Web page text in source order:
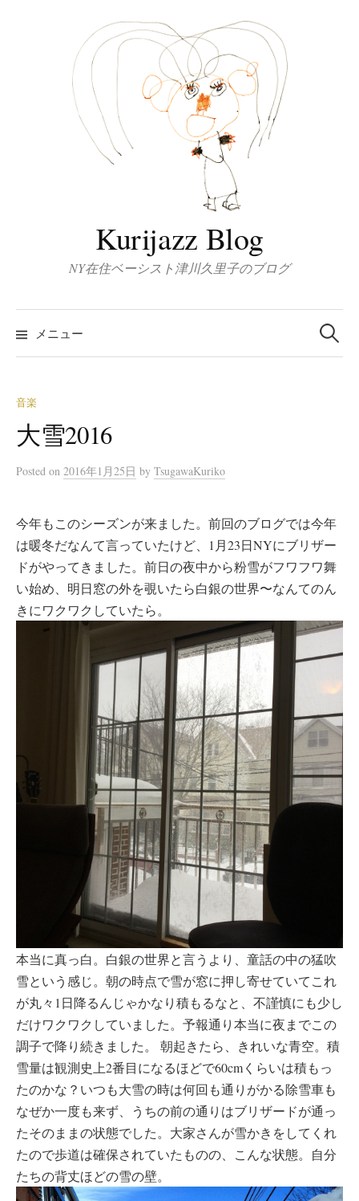
Kurijazz Blog
NY在住ベーシスト津川久里子のブログ
メニュー
検
索:
音楽
大雪2016
Posted on 2016年1月25日 by TsugawaKuriko
今年もこのシーズンが来ました。前回のブログでは今年
は暖冬だなんて言っていたけど、1月23日NYにブリザー
ドがやってきました。前日の夜中から粉雪がフワフワ舞
い始め、明日窓の外を覗いたら白銀の世界〜なんてのん
きにワクワクしていたら。
本当に真っ白。白銀の世界と言うより、童話の中の猛吹
雪という感じ。朝の時点で雪が窓に押し寄せていてこれ
が丸々1日降るんじゃかなり積もるなと、不謹慎にも少し
だけワクワクしていました。予報通り本当に夜までこの
調子で降り続きました。 朝起きたら、きれいな青空。積
雪量は観測史上2番目になるほどで60cmくらいは積もっ
たのかな？いつも大雪の時は何回も通りがかる除雪車も
なぜか一度も来ず、うちの前の通りはブリザードが通っ
たそのままの状態でした。大家さんが雪かきをしてくれ
たので歩道は確保されていたものの、こんな状態。自分
たちの背丈ほどの雪の壁。